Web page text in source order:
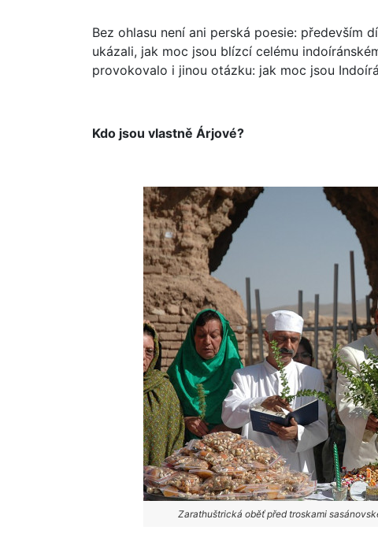
Bez ohlasu není ani perská poesie: především
ukázali, jak moc jsou blízcí celému
provokovalo i jinou otázku: jak moc jsou
Kdo jsou vlastně Árjové?
Zarathuštrická oběť před troskami